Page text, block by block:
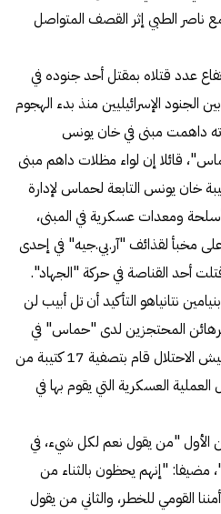
إلى مجمع ناصر الطبي إثر القصف المتواصل
عدد قتلاه بمقتل أحد جنوده في
الجنود الإسرائيليين منذ بدء الهجوم
أن قواته داهمت مبنى في خان يونس
قائلا إن لواء مظلات داهم مبنى
خان يونس التابعة لحماس لإدارة
أسلحة ومعدات عسكرية في المبنى،
على مخبأ لقذائف "آر.بي.جيه" في إحدى
أحد القناصة في حركة "الجهاد".
نتانياهو التأكيد أن تل أبيب لن
المحتجزين لدى "حماس" في
قطاع غزة "بأي ثمن"، زاعما أن جيش الاحتلال قام بتصفية 17 كتيبة من
العملية العسكرية التي يقوم بها في
الأول "من يقول نعم لكل شيء، في
مضيفا: "إنهم يحظون بالثناء من
القومي للخطر، والثاني من يقول